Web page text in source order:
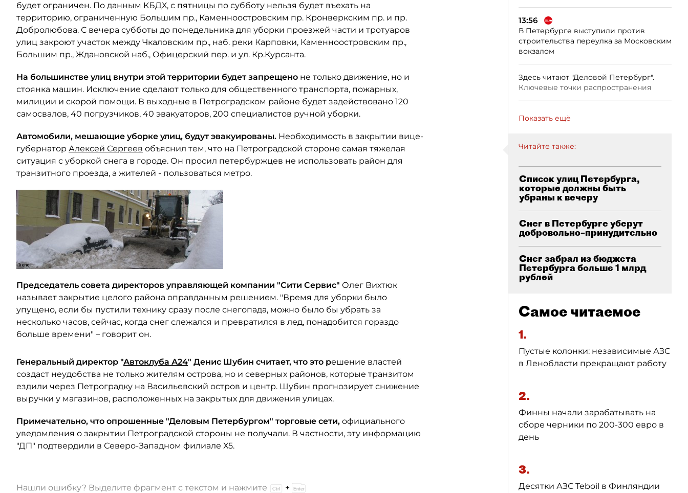
будет ограничен. По данным КБДХ, с пятницы по субботу нельзя будет въехать на
территорию, ограниченную Большим пр., Каменноостровским пр. Кронверкским пр. и пр.
Добролюбова. С вечера субботы до понедельника для уборки проезжей части и тротуаров
улиц закроют участок между Чкаловским пр., наб. реки Карповки, Каменноостровским пр.,
Большим пр., Ждановской наб., Офицерский пер. и ул. Кр.Курсанта.
На большинстве улиц внутри этой территории будет запрещено не только движение, но и
стоянка машин. Исключение сделают только для общественного транспорта, пожарных,
милиции и скорой помощи. В выходные в Петроградском районе будет задействовано 120
самосвалов, 40 погрузчиков, 40 эвакуаторов, 200 специалистов ручной уборки.
Автомобили, мешающие уборке улиц, будут эвакуированы. Необходимость в закрытии вице-
губернатор Алексей Сергеев объяснил тем, что на Петроградской стороне самая тяжелая
ситуация с уборкой снега в городе. Он просил петербуржцев не использовать район для
транзитного проезда, а жителей - пользоваться метро.
Председатель совета директоров управляющей компании "Сити Сервис" Олег Вихтюк
называет закрытие целого района оправданным решением. "Время для уборки было
упущено, если бы пустили технику сразу после снегопада, можно было бы убрать за
несколько часов, сейчас, когда снег слежался и превратился в лед, понадобится гораздо
больше времени" – говорит он.
Генеральный директор "Автоклуба А24" Денис Шубин считает, что это решение властей
создаст неудобства не только жителям острова, но и северных районов, которые транзитом
ездили через Петроградку на Васильевский остров и центр. Шубин прогнозирует снижение
выручки у магазинов, расположенных на закрытых для движения улицах.
Примечательно, что опрошенные "Деловым Петербургом" торговые сети, официального
уведомления о закрытии Петроградской стороны не получали. В частности, эту информацию
"ДП" подтвердили в Северо-Западном филиале Х5.
13:56
В Петербурге выступили против
строительства переулка за Московским
вокзалом
Здесь читают "Деловой Петербург".
Ключевые точки распространения
Показать ещё
Читайте также:
Список улиц Петербурга,
которые должны быть
убраны к вечеру
Снег в Петербурге уберут
добровольно–принудительно
Снег забрал из бюджета
Петербурга больше 1 млрд
рублей
Самое читаемое
1.
Пустые колонки: независимые АЗС
в Ленобласти прекращают работу
2.
Финны начали зарабатывать на
сборе черники по 200-300 евро в
день
3.
Десятки АЗС Teboil в Финляндии
Нашли ошибку? Выделите фрагмент с текстом и нажмите +